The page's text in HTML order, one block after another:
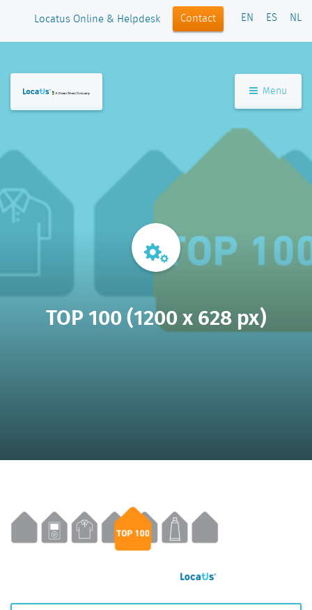
Locatus Online & Helpdesk Contact EN ES NL
Menu
TOP 100 (1200 x 628 px)